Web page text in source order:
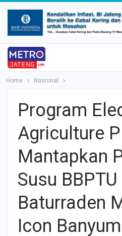
Home Nasional
Program
Agriculture
Mantapkan
Susu BBPTU
Baturraden
Icon